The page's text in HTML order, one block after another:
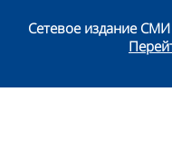
Сетевое издание